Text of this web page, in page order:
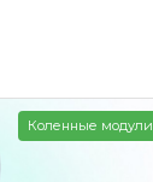
Коленные модули